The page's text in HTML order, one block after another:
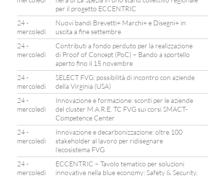
per il progetto ECCENTRIC
24 -
mercoledì
Nuovi bandi Brevetti+ Marchi+ e Disegni+ in
uscita a fine settembre
24 -
mercoledì
Contributi a fondo perduto per la realizzazione
di Proof of Concept (PoC) – Bando a sportello
aperto fino il 15 novembre
24 -
mercoledì
SELECT FVG: possibilità di incontro con aziende
della Virginia (USA)
24 -
mercoledì
Innovazione e formazione: sconti per le aziende
del cluster M.A.R.E. TC FVG sui corsi SMACT-
Competence Center
24 -
mercoledì
Innovazione e decarbonizzazione: oltre 100
stakeholder al lavoro per ridisegnare
l’ecosistema FVG
24 -
mercoledì
ECCENTRIC – Tavolo tematico per soluzioni
innovative nella blue economy: Safety & Security,